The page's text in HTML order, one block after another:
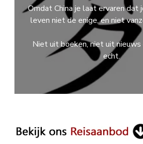
Omdat China je laat ervaren dat
leven niet de enige, en niet
Niet uit boeken, niet uit
echt.